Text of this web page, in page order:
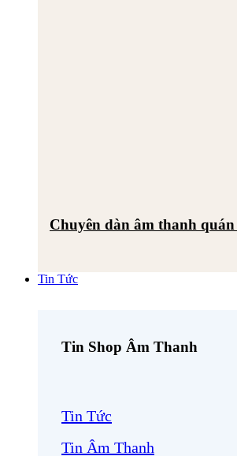
Chuyên dàn âm thanh
Tin Tức
Tin Shop Âm Thanh
Tin Tức
Tin Âm Thanh